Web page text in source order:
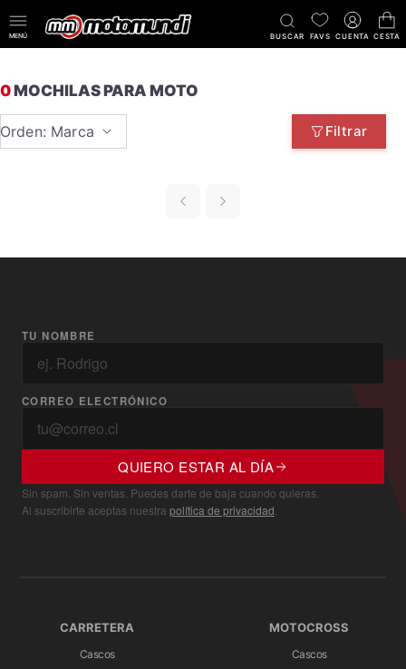
MENÚ BUSCAR FAVS CUENTA CESTA
0MOCHILAS PARA MOTO
Orden: Marca Filtrar
TU NOMBRE
CORREO ELECTRÓNICO
QUIERO ESTAR AL DÍA
Sin spam. Sin ventas. Puedes darte de baja cuando quieras.
Al suscribirte aceptas nuestra política de privacidad.
CARRETERA
Cascos
MOTOCROSS
Cascos